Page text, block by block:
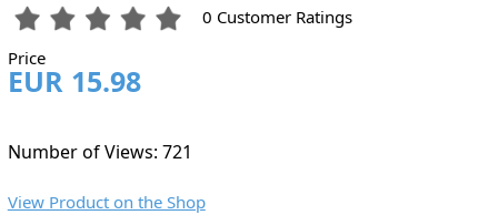
0 Customer Ratings
Price
EUR 15.98
Number of Views: 721
View Product on the Shop